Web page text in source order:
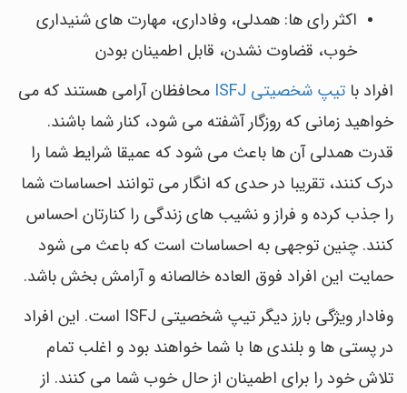
اکثر رای ها: همدلی، وفاداری، مهارت های شنیداری
خوب، قضاوت نشدن، قابل اطمینان بودن
افراد با تیپ شخصیتی ISFJ
محافظان آرامی هستند که می
خواهید زمانی که روزگار آشفته می شود، کنار شما باشند.
قدرت همدلی آن ها باعث می شود که عمیقا شرایط شما را
درک کنند، تقریبا در حدی که انگار می توانند احساسات شما
را جذب کرده و فراز و نشیب های زندگی را کنارتان احساس
کنند. چنین توجهی به احساسات است که باعث می شود
حمایت این افراد فوق العاده خالصانه و آرامش بخش باشد.
وفادار ویژگی بارز دیگر تیپ شخصیتی ISFJ است. این افراد
در پستی ها و بلندی ها با شما خواهند بود و اغلب تمام
تلاش خود را برای اطمینان از حال خوب شما می کنند. از